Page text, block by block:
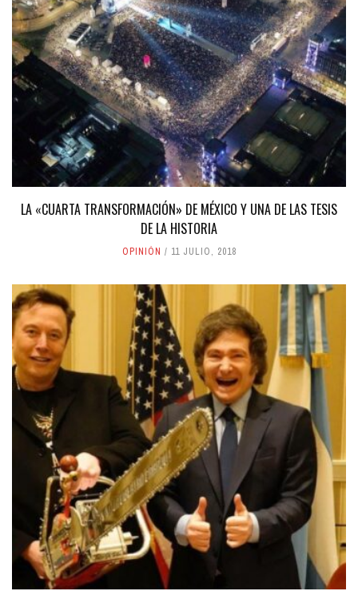
LA «CUARTA TRANSFORMACIÓN» DE MÉXICO Y UNA DE LAS TESIS
DE LA HISTORIA
OPINIÓN 11 JULIO, 2018